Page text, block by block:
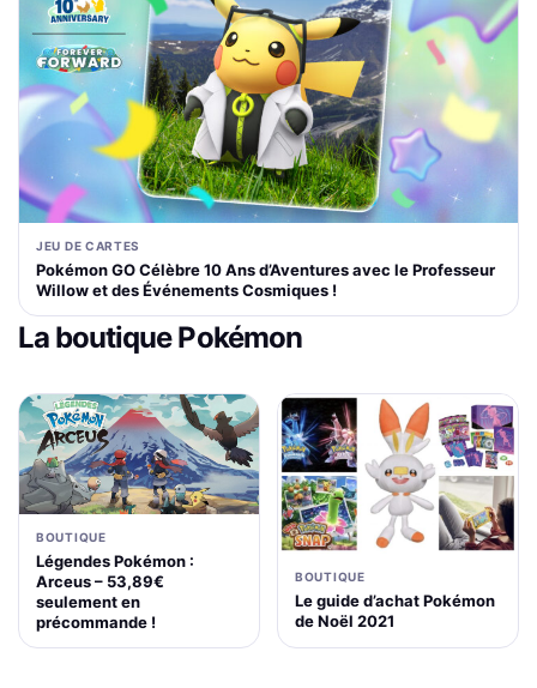
JEU DE CARTES
Pokémon GO Célèbre 10 Ans d’Aventures avec le Professeur
Willow et des Événements Cosmiques !
La boutique Pokémon
BOUTIQUE
Légendes Pokémon :
Arceus – 53,89€
seulement en
précommande !
BOUTIQUE
Le guide d’achat Pokémon
de Noël 2021